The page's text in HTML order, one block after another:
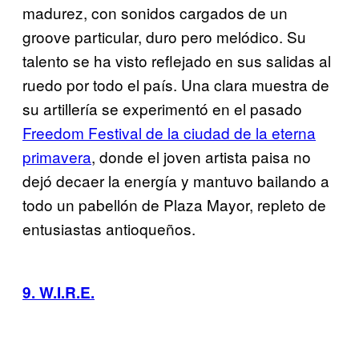
madurez, con sonidos cargados de un
groove particular, duro pero melódico. Su
talento se ha visto reflejado en sus salidas al
ruedo por todo el país. Una clara muestra de
su artillería se experimentó en el pasado
Freedom Festival de la ciudad de la eterna
primavera, donde el joven artista paisa no
dejó decaer la energía y mantuvo bailando a
todo un pabellón de Plaza Mayor, repleto de
entusiastas antioqueños.
9. W.I.R.E.